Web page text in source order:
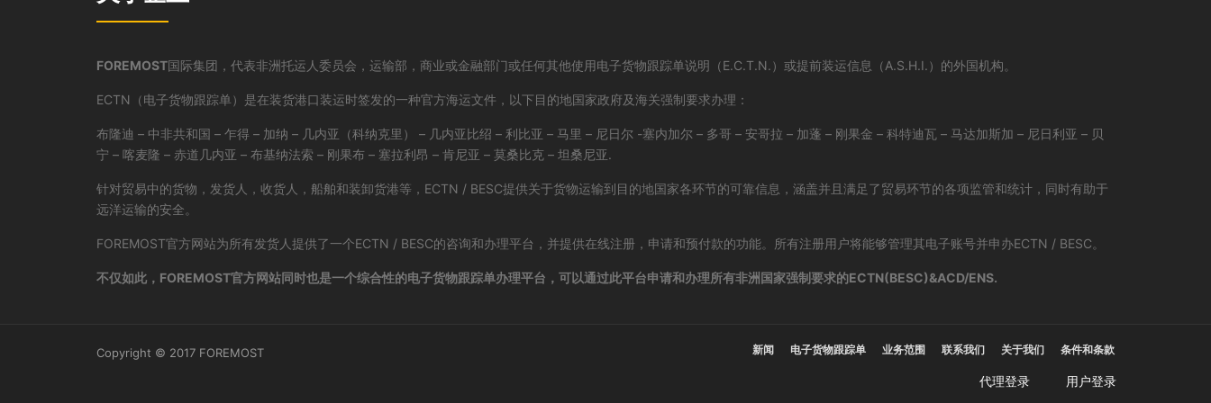
FOREMOST国际集团，代表非洲托运人委员会，运输部，商业或金融部门或任何其他使用电子货物跟踪单说明（E.C.T.N.）或提前装运信息（A.S.H.I.）的外国机构。
ECTN（电子货物跟踪单）是在装货港口装运时签发的一种官方海运文件，以下目的地国家政府及海关强制要求办理：
布隆迪 – 中非共和国 – 乍得 – 加纳 – 几内亚（科纳克里） – 几内亚比绍 – 利比亚 – 马里 – 尼日尔 -塞内加尔 – 多哥 – 安哥拉 – 加蓬 – 刚果金 – 科特迪瓦 – 马达加斯加 – 尼日利亚 – 贝
宁 – 喀麦隆 – 赤道几内亚 – 布基纳法索 – 刚果布 – 塞拉利昂 – 肯尼亚 – 莫桑比克 – 坦桑尼亚.
针对贸易中的货物，发货人，收货人，船舶和装卸货港等，ECTN / BESC提供关于货物运输到目的地国家各环节的可靠信息，涵盖并且满足了贸易环节的各项监管和统计，同时有助于
远洋运输的安全。
FOREMOST官方网站为所有发货人提供了一个ECTN / BESC的咨询和办理平台，并提供在线注册，申请和预付款的功能。所有注册用户将能够管理其电子账号并申办ECTN / BESC。
不仅如此，FOREMOST官方网站同时也是一个综合性的电子货物跟踪单办理平台，可以通过此平台申请和办理所有非洲国家强制要求的ECTN(BESC)&ACD/ENS.
Copyright © 2017 FOREMOST 新闻 电子货物跟踪单 业务范围 联系我们 关于我们 条件和条款
代理登录 用户登录